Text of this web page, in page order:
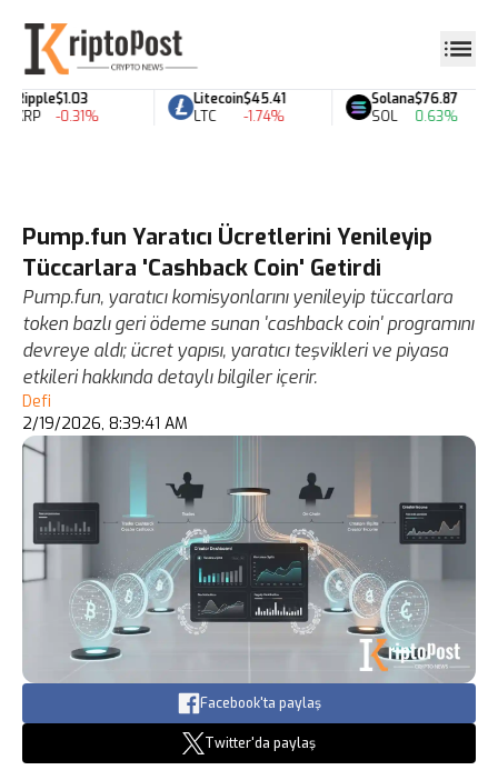
Ripple
XRP
$1.03
-0.31%
Litecoin
LTC
$45.41
-1.74%
Solana
SOL
$76.87
0.63%
Pump.fun Yaratıcı Ücretlerini Yenileyip
Tüccarlara 'Cashback Coin' Getirdi
Pump.fun, yaratıcı komisyonlarını yenileyip tüccarlara
token bazlı geri ödeme sunan 'cashback coin' programını
devreye aldı; ücret yapısı, yaratıcı teşvikleri ve piyasa
etkileri hakkında detaylı bilgiler içerir.
Defi
2/19/2026, 8:39:41 AM
Facebook'ta paylaş
Twitter'da paylaş